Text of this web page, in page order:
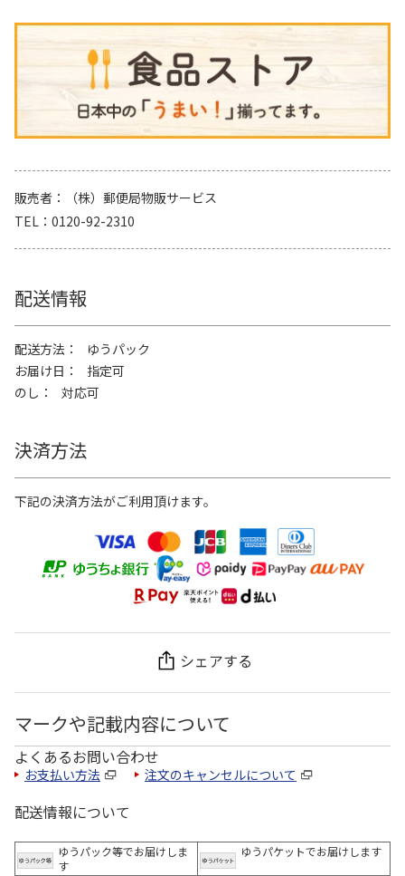
販売者
（株）郵便局物販サービス
TEL
0120-92-2310
配送情報
配送方法
ゆうパック
お届け日
指定可
のし
対応可
決済方法
下記の決済方法がご利用頂けます。
シェアする
マークや記載内容について
よくあるお問い合わせ
お支払い方法 注文のキャンセルについて
配送情報について
ゆうパック等でお届けしま
す
ゆうパケットでお届けします